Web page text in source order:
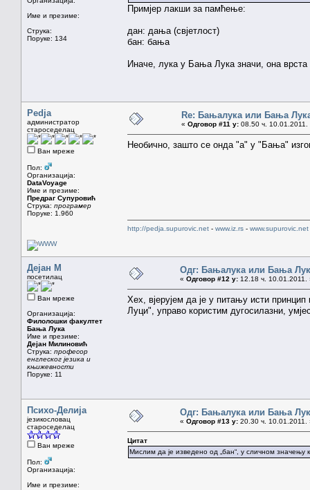
Име и презиме:
Струка:
Поруке: 134
Примјер лакши за памћење:
дан: дања (свјетлост)
бан: бања
Иначе, лука у Бања Лука значи, она врста
Pedja
администратор
староседелац
Ван мреже
Пол:
Организација:
DataVoyage
Име и презиме:
Предраг Супуровић
Струка: програмер
Поруке: 1.960
Re: Бањалука или Бања
« Одговор #11 у: 08.50 ч. 10.01.2011.
Необично, зашто се онда "а" у "Бања"
http://pedja.supurovic.net - www.iz.rs - www.supurovic.net
Дејан М
посетилац
Ван мреже
Организација:
Филолошки факултет
Бања Лука
Име и презиме:
Дејан Милиновић
Струка: професор
енглеског језика и
књижевности
Поруке: 11
Одг: Бањалука или Бања
« Одговор #12 у: 12.18 ч. 10.01.2011.
Хех, вјерујем да је у питању исти
Луци", управо користим дугосилазни,
Психо-Делија
језикословац
староседелац
Ван мреже
Пол:
Организација:
Име и презиме:
Одг: Бањалука или Бања
« Одговор #13 у: 20.30 ч. 10.01.2011.
Цитат
Мислим да је изведено од „бан“, у сличном значењу